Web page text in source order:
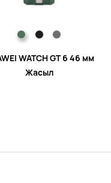
WATCH GT 6 46 мм
Жасыл